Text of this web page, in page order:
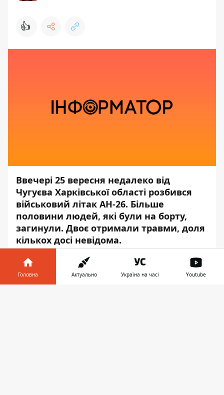
👍
Ввечері 25 вересня недалеко від
Чугуєва Харківської області розбився
військовий літак АН-26. Більше
половини людей, які були на борту,
загинули. Двоє отримали травми, доля
кількох досі невідома.
Інформатор
зібрав все, що відомо про
катастрофу станом на 23.15.
Головна Актуально Україна на часі Youtube